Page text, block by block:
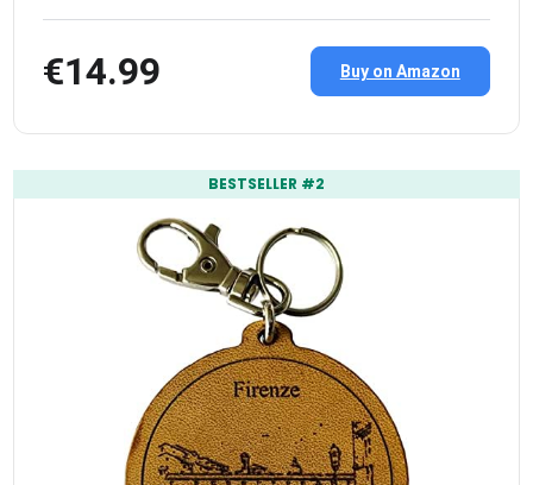
€14.99 Buy on Amazon
BESTSELLER #2